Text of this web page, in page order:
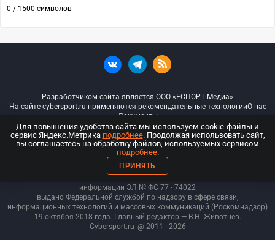
0 / 1500 символов
Разработчиком сайта является ООО «ЕСПОРТ Медиа»
На сайте cybersport.ru применяются рекомендательные технологииО нас
Документы
© ООО «Киберспорт.ру» — Все права защищены
18+
ООО «Киберспорт.ру». Свидетельство о регистрации средств массовой
информации ЭЛ № ФС 77 - 74022
выдано Федеральной службой по надзору в сфере связи,
информационных технологий и массовых коммуникаций (Роскомнадзор)
19 октября 2018 года. Главный редактор — В.Н. Животнев.
Cybersport.ru @ 2011 - 2026
Для повышения удобства сайта мы используем cookie-файлы и
сервис Яндекс.Метрика подробнее. Продолжая использовать сайт,
вы соглашаетесь на обработку файлов, используемых сервисом
подробнее.
ПРИНЯТЬ